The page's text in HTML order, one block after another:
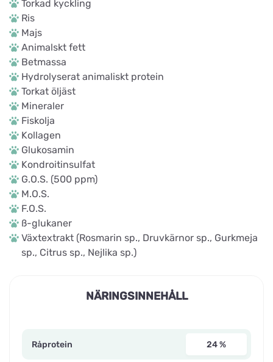
Torkad kyckling
Ris
Majs
Animalskt fett
Betmassa
Hydrolyserat animaliskt protein
Torkat öljäst
Mineraler
Fiskolja
Kollagen
Glukosamin
Kondroitinsulfat
G.O.S. (500 ppm)
M.O.S.
F.O.S.
ß-glukaner
Växtextrakt (Rosmarin sp., Druvkärnor sp., Gurkmeja
sp., Citrus sp., Nejlika sp.)
NÄRINGSINNEHÅLL
Råprotein 24 %